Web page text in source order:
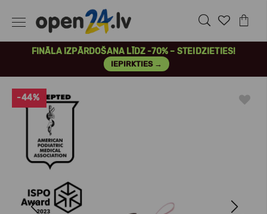
FINĀLA IZPĀRDOŠANA LĪDZ -70% – STEIDZIETIES!
IEPIRKTIES →
Previous Next
-44%